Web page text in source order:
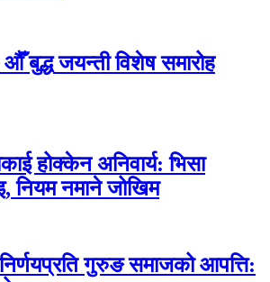
बुद्ध जयन्ती विशेष समारोह
होक्केन अनिवार्य: भिसा
नियम नमाने जोखिम
गुरुङ समाजको आपत्ति: